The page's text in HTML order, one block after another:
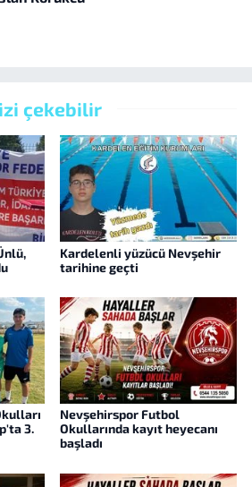
çekebilir
Kardelenli yüzücü Nevşehir
tarihine geçti
3.
Nevşehirspor Futbol
Okullarında kayıt heyecanı
başladı